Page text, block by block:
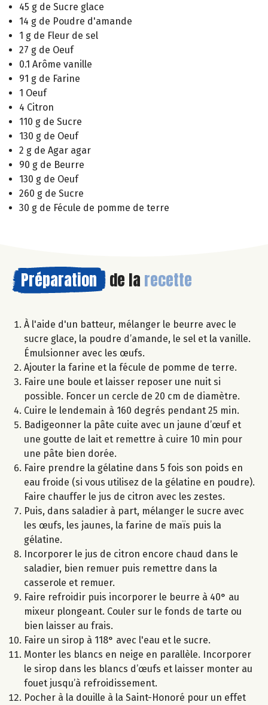
45 g de Sucre glace
14 g de Poudre d'amande
1 g de Fleur de sel
27 g de Oeuf
0.1 Arôme vanille
91 g de Farine
1 Oeuf
4 Citron
110 g de Sucre
130 g de Oeuf
2 g de Agar agar
90 g de Beurre
130 g de Oeuf
260 g de Sucre
30 g de Fécule de pomme de terre
Préparation de la recette
À l'aide d'un batteur, mélanger le beurre avec le
sucre glace, la poudre d’amande, le sel et la vanille.
Émulsionner avec les œufs.
Ajouter la farine et la fécule de pomme de terre.
Faire une boule et laisser reposer une nuit si
possible. Foncer un cercle de 20 cm de diamètre.
Cuire le lendemain à 160 degrés pendant 25 min.
Badigeonner la pâte cuite avec un jaune d’œuf et
une goutte de lait et remettre à cuire 10 min pour
une pâte bien dorée.
Faire prendre la gélatine dans 5 fois son poids en
eau froide (si vous utilisez de la gélatine en poudre).
Faire chauffer le jus de citron avec les zestes.
Puis, dans saladier à part, mélanger le sucre avec
les œufs, les jaunes, la farine de maïs puis la
gélatine.
Incorporer le jus de citron encore chaud dans le
saladier, bien remuer puis remettre dans la
casserole et remuer.
Faire refroidir puis incorporer le beurre à 40° au
mixeur plongeant. Couler sur le fonds de tarte ou
bien laisser au frais.
Faire un sirop à 118° avec l'eau et le sucre.
Monter les blancs en neige en parallèle. Incorporer
le sirop dans les blancs d’œufs et laisser monter au
fouet jusqu’à refroidissement.
Pocher à la douille à la Saint-Honoré pour un effet